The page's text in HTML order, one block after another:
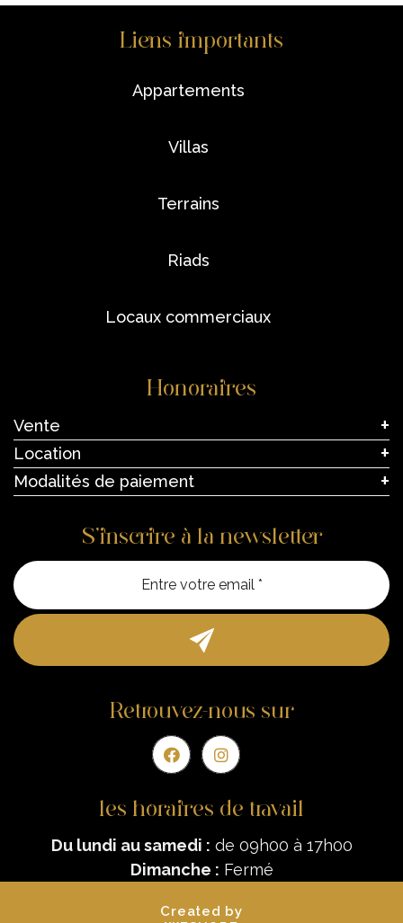
Liens importants
appartements
villas
terrains
riads
locaux commerciaux
Honoraires
Vente
Location
Modalités de paiement
S’inscrire à la newsletter
Entre
Retrouvez-nous sur
les horaires de travail
Du lundi au samedi : de 09h00 à 17h00
Dimanche : Fermé
Created by